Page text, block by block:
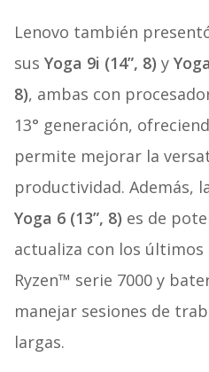
Lenovo también
sus Yoga 9i (14”, 8) y
8), ambas con
13° generación,
permite mejorar la
productividad. Además,
Yoga 6 (13”, 8) es de
actualiza con los últimos
Ryzen™ serie 7000 y
manejar sesiones de
largas.